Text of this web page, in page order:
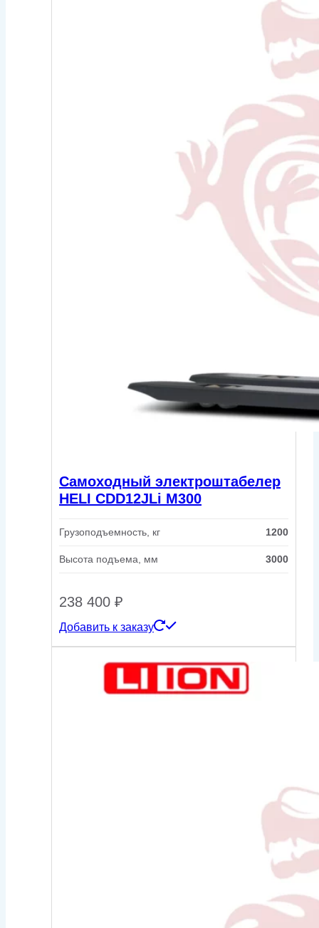
Самоходный электроштабелер
HELI CDD12JLi M300
Грузоподъемность, кг 1200
Высота подъема, мм 3000
238 400 ₽
Добавить к заказу